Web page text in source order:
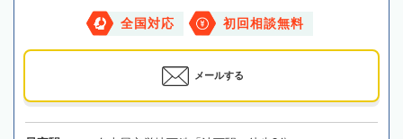
全国対応 初回相談無料
メールする